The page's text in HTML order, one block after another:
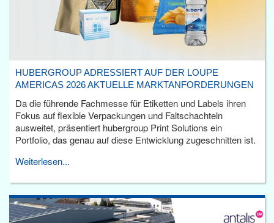
HUBERGROUP ADRESSIERT AUF DER LOUPE
AMERICAS 2026 AKTUELLE MARKTANFORDERUNGEN
Da die führende Fachmesse für Etiketten und Labels ihren
Fokus auf flexible Verpackungen und Faltschachteln
ausweitet, präsentiert hubergroup Print Solutions ein
Portfolio, das genau auf diese Entwicklung zugeschnitten ist.
Weiterlesen...